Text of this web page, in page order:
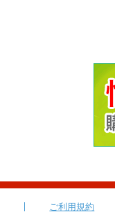
ご利用規約